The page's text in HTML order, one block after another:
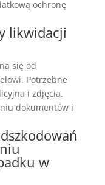
ochronę
likwidacji
się od
Potrzebne
i zdjęcia.
dokumentów i
w